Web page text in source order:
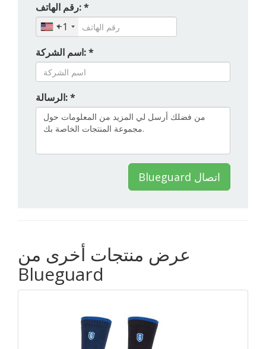
رقم الهاتف: *
+1
اسم الشركة: *
الرسالة: *
Blueguard اتصال
عرض منتجات أخرى من
Blueguard